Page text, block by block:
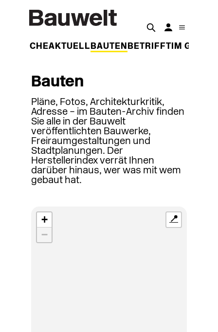
WOCHEAKTUELL BAUTEN BETRIFFT IM
Bauten
Pläne, Fotos, Architekturkritik,
Adresse – im Bauten-Archiv finden
Sie alle in der Bauwelt
veröffentlichten Bauwerke,
Freiraumgestaltungen und
Stadtplanungen. Der
Herstellerindex verrät Ihnen
darüber hinaus, wer was mit wem
gebaut hat.
+
−
📍